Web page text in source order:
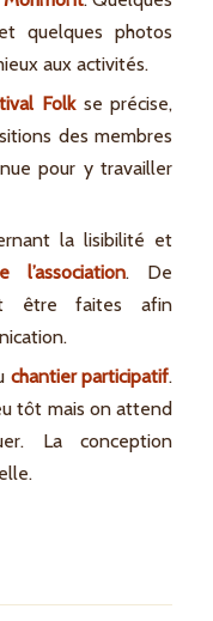
quelques photos
aux activités.
Folkse précise,
des membres
pour y travailler
la lisibilité et
. De
être faites afin
chantier participatif.
tôt mais on attend
La conception